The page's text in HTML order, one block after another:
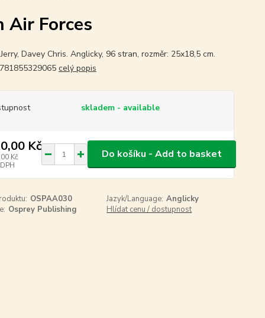
Forces
Davey Chris. Anglicky, 96 stran, rozměr: 25x18,5 cm.
celý popis
skladem - available
Kč
Kč
Do košíku - Add to basket
OSPAA030 Jazyk/Language: Anglicky
Osprey Publishing Hlídat cenu / dostupnost